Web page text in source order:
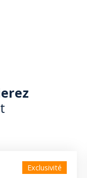
Exclusivité